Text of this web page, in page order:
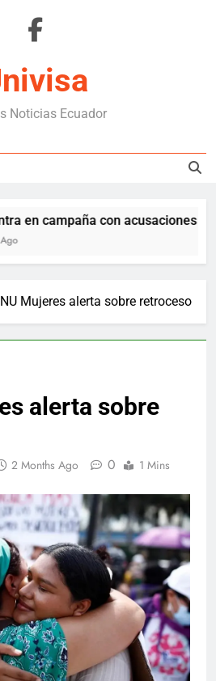
Noticias Ecuador
en campaña con acusaciones
Mujeres alerta sobre retroceso
alerta sobre
2 Months Ago 0 1 Mins